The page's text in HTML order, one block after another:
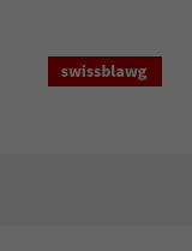
springen